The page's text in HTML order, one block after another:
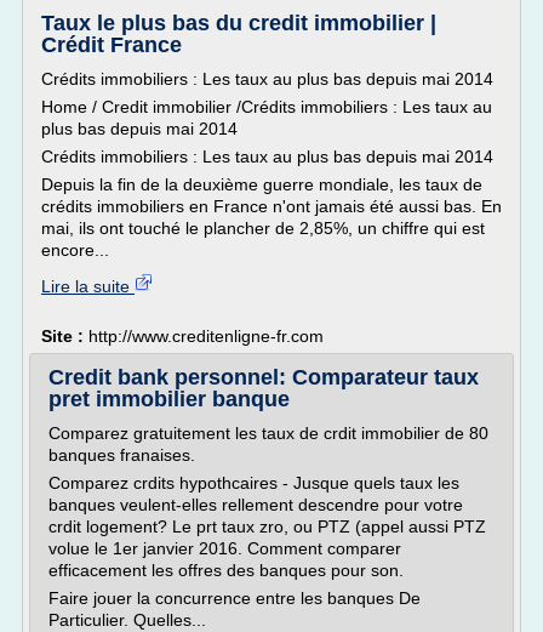
Taux le plus bas du credit immobilier |
Crédit France
Crédits immobiliers : Les taux au plus bas depuis mai 2014
Home / Credit immobilier /Crédits immobiliers : Les taux au
plus bas depuis mai 2014
Crédits immobiliers : Les taux au plus bas depuis mai 2014
Depuis la fin de la deuxième guerre mondiale, les taux de
crédits immobiliers en France n'ont jamais été aussi bas. En
mai, ils ont touché le plancher de 2,85%, un chiffre qui est
encore...
Lire la suite
Site : http://www.creditenligne-fr.com
Credit bank personnel: Comparateur taux
pret immobilier banque
Comparez gratuitement les taux de crdit immobilier de 80
banques franaises.
Comparez crdits hypothcaires - Jusque quels taux les
banques veulent-elles rellement descendre pour votre
crdit logement? Le prt taux zro, ou PTZ (appel aussi PTZ
volue le 1er janvier 2016. Comment comparer
efficacement les offres des banques pour son.
Faire jouer la concurrence entre les banques De
Particulier. Quelles...